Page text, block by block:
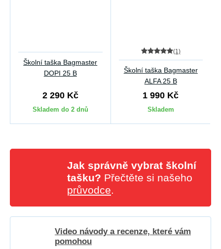
Školní taška Bagmaster
DOPI 25 B
2 290 Kč
Skladem do 2 dnů
(1)
Školní taška Bagmaster
ALFA 25 B
1 990 Kč
Skladem
Jak správně vybrat školní
tašku? Přečtěte si našeho
průvodce.
Video návody a recenze, které vám
pomohou